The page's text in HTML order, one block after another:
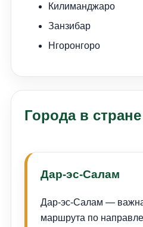
Килиманджаро
Занзибар
Нгоронгоро
Города в
Дар-эс-Салам
Дар-эс-Салам —
маршрута по